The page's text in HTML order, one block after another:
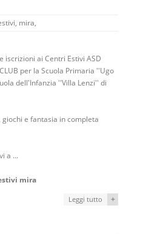
mira,
iscrizioni ai Centri Estivi ASD
CLUB per la Scuola Primaria ''Ugo
dell'Infanzia ''Villa Lenzi'' di
e fantasia in completa
a ...
mira
Leggi tutto +